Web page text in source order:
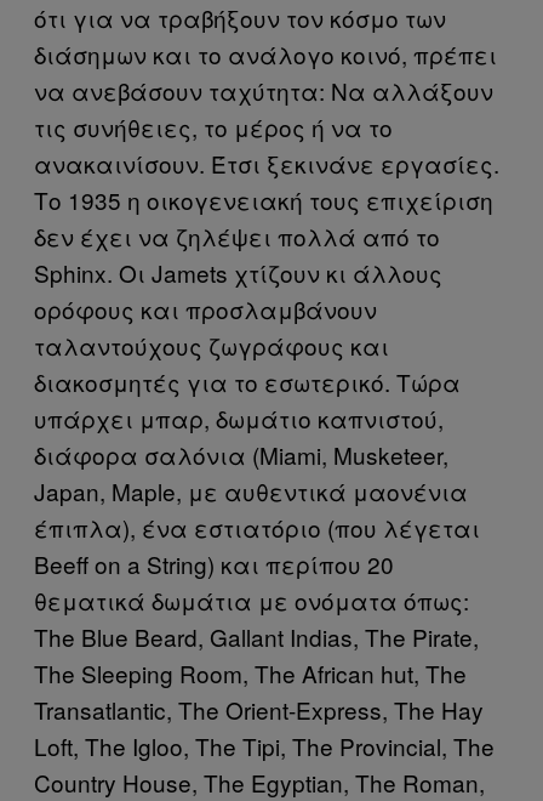
ότι για να τραβήξουν τον κόσμο των
διάσημων και το ανάλογο κοινό, πρέπει
να ανεβάσουν ταχύτητα: Να αλλάξουν
τις συνήθειες, το μέρος ή να το
ανακαινίσουν. Έτσι ξεκινάνε εργασίες.
Το 1935 η οικογενειακή τους επιχείριση
δεν έχει να ζηλέψει πολλά από το
Sphinx. Οι Jamets χτίζουν κι άλλους
ορόφους και προσλαμβάνουν
ταλαντούχους ζωγράφους και
διακοσμητές για το εσωτερικό. Τώρα
υπάρχει μπαρ, δωμάτιο καπνιστού,
διάφορα σαλόνια (Miami, Musketeer,
Japan, Maple, με αυθεντικά μαονένια
έπιπλα), ένα εστιατόριο (που λέγεται
Beeff on a String) και περίπου 20
θεματικά δωμάτια με ονόματα όπως:
The Blue Beard, Gallant Indias, The Pirate,
The Sleeping Room, The African hut, The
Transatlantic, The Orient-Express, The Hay
Loft, The Igloo, The Tipi, The Provincial, The
Country House, The Egyptian, The Roman,